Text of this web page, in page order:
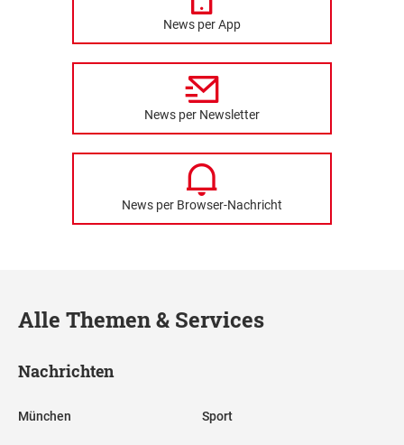
News per App
News per Newsletter
News per Browser-Nachricht
Alle Themen & Services
Nachrichten
München Sport